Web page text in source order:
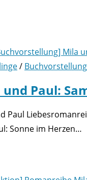
/ Buchvorstellung
Paul:
Paul
Sonne im Herzen…